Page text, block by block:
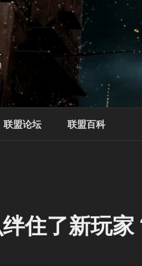
联盟论坛 联盟百科
住了新玩家